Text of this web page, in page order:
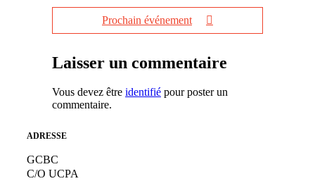
Prochain événement
Laisser un commentaire
Vous devez être identifié pour poster un
commentaire.
ADRESSE
GCBC
C/O UCPA